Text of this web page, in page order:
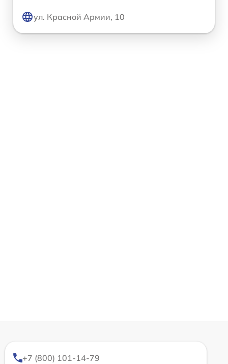
ул. Красной Армии, 10
+7 (800) 101-14-79